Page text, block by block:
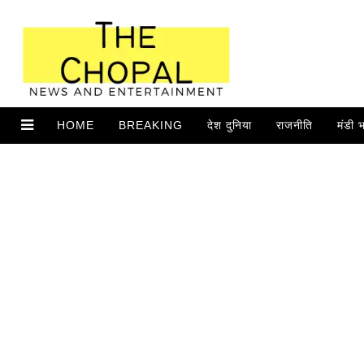
HOME BREAKING देश दुनिया राजनीति मंडी